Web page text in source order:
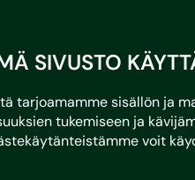
SIVUSTO
tarjoamamme sisällön ja
tukemiseen ja
voit